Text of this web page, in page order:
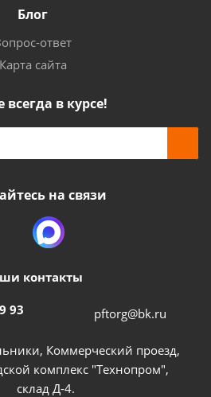
Блог
ответ
Карта сайта
всегда в курсе!
на связи
контакты
93 pftorg@bk.ru
Коммерческий проезд,
комплекс "Технопром",
склад Д-4.